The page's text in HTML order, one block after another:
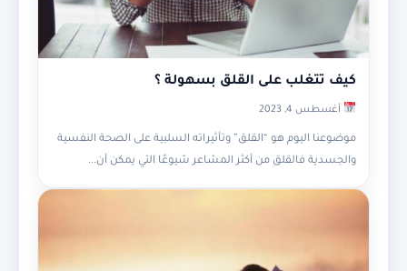
كيف تتغلب على القلق بسهولة ؟
أغسطس 4, 2023
موضوعنا اليوم هو “القلق” وتأثيراته السلبية على الصحة النفسية
والجسدية فالقلق من أكثر المشاعر شيوعًا التي يمكن أن...